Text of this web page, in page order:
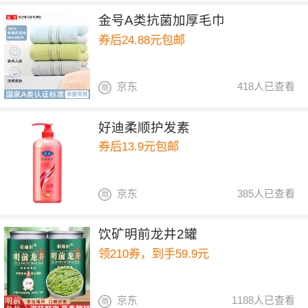
金号A类抗菌加厚毛巾
券后24.88元包邮
418人已查看
京东
好迪柔顺护发素
券后13.9元包邮
385人已查看
京东
饮矿明前龙井2罐
领210券，到手59.9元
1188人已查看
京东